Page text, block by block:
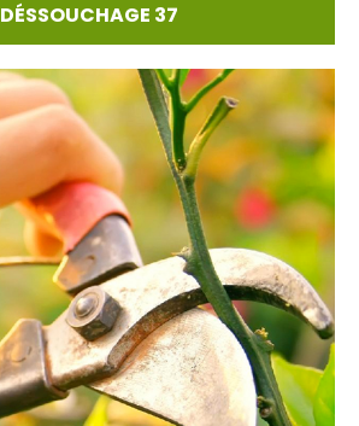
DÉSSOUCHAGE 37